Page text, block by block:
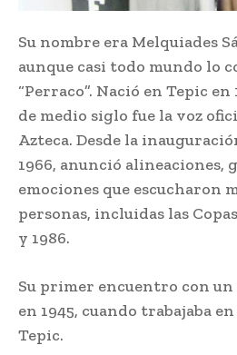
Su nombre era Melquiades
aunque casi todo mundo lo
“Perraco”. Nació en Tepic
de medio siglo fue la voz
Azteca. Desde la
1966, anunció alineaciones,
emociones que escucharon
personas, incluidas las
y 1986.
Su primer encuentro con
en 1945, cuando trabajaba
Tepic.